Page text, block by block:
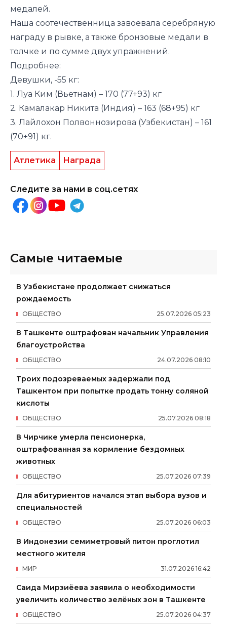
медалей.
Наша соотечественница завоевала серебряную
награду в рывке, а также бронзовые медали в
толчке и по сумме двух упражнений.
Подробнее:
Девушки, -55 кг:
1. Луа Ким (Вьетнам) – 170 (77+93) кг
2. Камалакар Никита (Индия) – 163 (68+95) кг
3. Лайлохон Полвоннозирова (Узбекистан) – 161
(70+91) кг.
Атлетика Награда
Следите за нами в соц.сетях
Самые читаемые
В Узбекистане продолжает снижаться
рождаемость
25.07.2026 05:23
ОБЩЕСТВО
В Ташкенте оштрафован начальник Управления
благоустройства
24.07.2026 08:10
ОБЩЕСТВО
Троих подозреваемых задержали под
Ташкентом при попытке продать тонну соляной
кислоты
25.07.2026 08:18
ОБЩЕСТВО
В Чирчике умерла пенсионерка,
оштрафованная за кормление бездомных
животных
25.07.2026 07:39
ОБЩЕСТВО
Для абитуриентов начался этап выбора вузов и
специальностей
25.07.2026 06:03
ОБЩЕСТВО
В Индонезии семиметровый питон проглотил
местного жителя
31.07.2026 16:42
МИР
Саида Мирзиёева заявила о необходимости
увеличить количество зелёных зон в Ташкенте
25.07.2026 04:37
ОБЩЕСТВО